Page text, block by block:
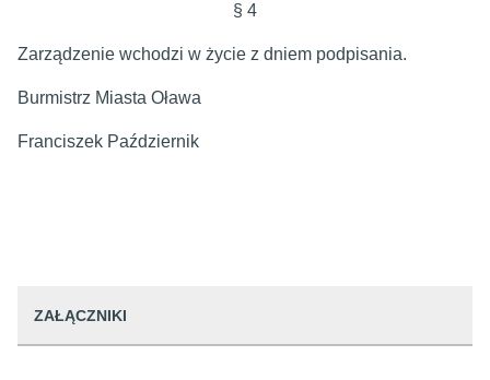
§ 4
Zarządzenie wchodzi w życie z dniem podpisania.
Burmistrz Miasta Oława
Franciszek Październik
ZAŁĄCZNIKI